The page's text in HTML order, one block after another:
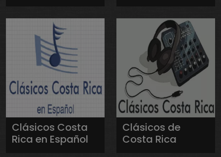
Clásicos Costa
Rica en Español
Clásicos de
Costa Rica